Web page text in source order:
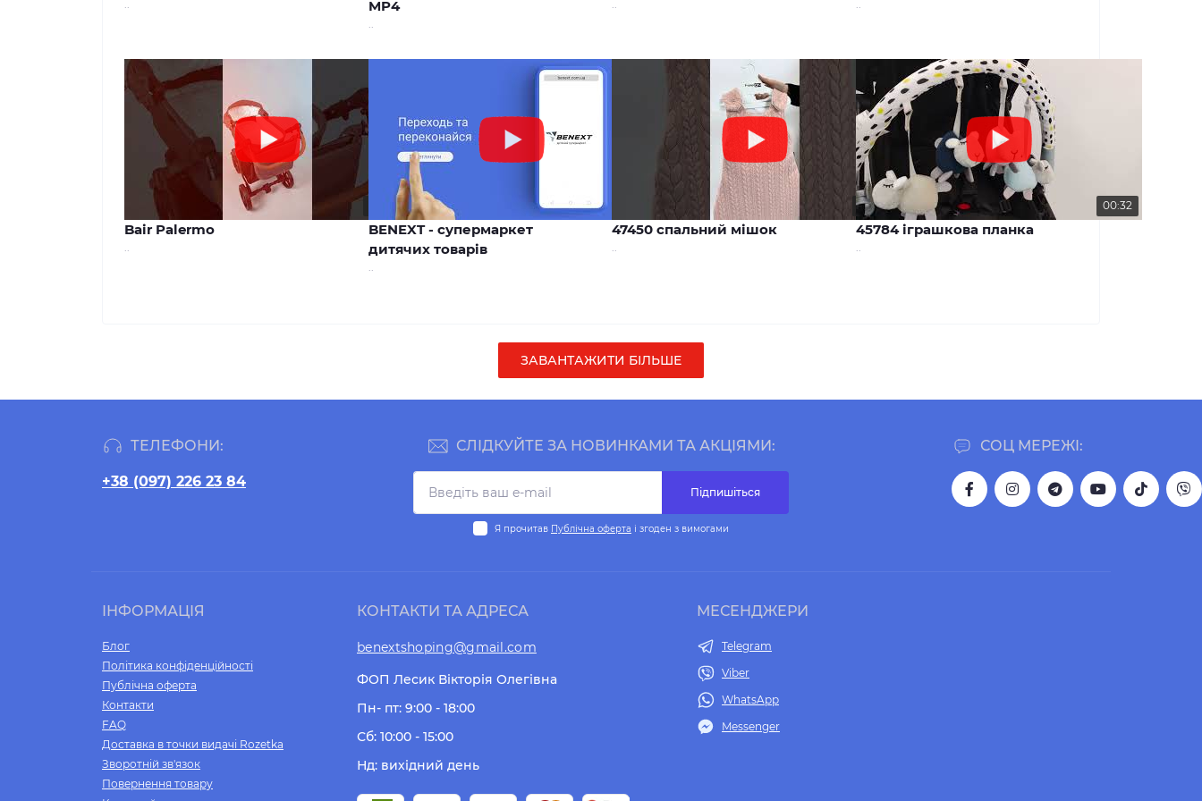
MP4
00:44
Bair Palermo
BENEXT - супермаркет
дитячих товарів
00:29
47450 спальний мішок
00:32
45784 іграшкова планка
ЗАВАНТАЖИТИ БІЛЬШЕ
ТЕЛЕФОНИ:
+38 (097) 226 23 84
СОЦ МЕРЕЖІ:
СЛІДКУЙТЕ ЗА НОВИНКАМИ ТА АКЦІЯМИ:
Підпишіться
Я прочитав Публічна оферта і згоден з вимогами
ІНФОРМАЦІЯ
Блог
Політика конфіденційності
Публічна оферта
Контакти
FAQ
Доставка в точки видачі Rozetka
Зворотній зв'язок
Повернення товару
КОНТАКТИ ТА АДРЕСА
benextshoping@gmail.com
ФОП Лесик Вікторія Олегівна
Пн- пт: 9:00 - 18:00
Сб: 10:00 - 15:00
Нд: вихідний день
МЕСЕНДЖЕРИ
Telegram
Viber
WhatsApp
Messenger